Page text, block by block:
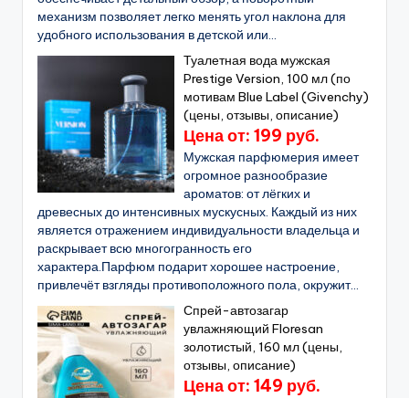
механизм позволяет легко менять угол наклона для
удобного использования в детской или...
Туалетная вода мужская
Prestige Version, 100 мл (по
мотивам Blue Label (Givenchy)
(цены, отзывы, описание)
Цена от: 199 руб.
Мужская парфюмерия имеет
огромное разнообразие
ароматов: от лёгких и
древесных до интенсивных мускусных. Каждый из них
является отражением индивидуальности владельца и
раскрывает всю многогранность его
характера.Парфюм подарит хорошее настроение,
привлечёт взгляды противоположного пола, окружит...
Спрей-автозагар
увлажняющий Floresan
золотистый, 160 мл (цены,
отзывы, описание)
Цена от: 149 руб.